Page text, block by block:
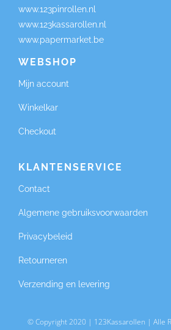
www.123pinrollen.nl
www.123kassarollen.nl
www.papermarket.be
WEBSHOP
Mijn account
Winkelkar
Checkout
KLANTENSERVICE
Contact
Algemene gebruiksvoorwaarden
Privacybeleid
Retourneren
Verzending en levering
© Copyright 2020 | 123Kassarollen | Alle